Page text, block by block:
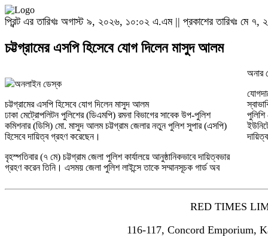
প্রিন্ট এর তারিখঃ অগাস্ট ৯, ২০২৬, ১০:০২ এ.এম || প্রকাশের তারিখঃ মে
চট্টগ্রামের এসপি হিসেবে যোগ দিলেন মাসুদ আলম
অনলাইন ডেস্ক
চট্টগ্রামের এসপি হিসেবে যোগ দিলেন মাসুদ আলম
ঢাকা মেট্রোপলিটন পুলিশের (ডিএমপি) রমনা বিভাগের সাবেক উপ-পুলিশ
কমিশনার (ডিসি) মো. মাসুদ আলম চট্টগ্রাম জেলার নতুন পুলিশ সুপার (এসপি)
হিসেবে দায়িত্ব গ্রহণ করেছেন।
বৃহস্পতিবার (৭ মে) চট্টগ্রাম জেলা পুলিশ কার্যালয়ে আনুষ্ঠানিকভাবে দায়িত্বভার
গ্রহণ করেন তিনি। এসময় জেলা পুলিশ লাইন্সে তাকে সম্মানসূচক গার্ড অব
অনার
পুলিশি
RED TIMES
116-117, Concord Emporium,